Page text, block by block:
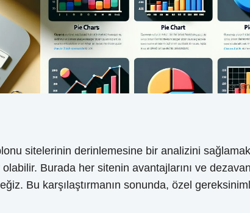
sitelerinin derinlemesine bir analizini
Burada her sitenin avantajlarını ve
Bu karşılaştırmanın sonunda, özel